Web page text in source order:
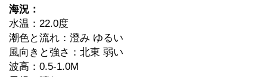
海況：
水温：22.0度
潮色と流れ：澄み ゆるい
風向きと強さ：北東 弱い
波高：0.5-1.0M